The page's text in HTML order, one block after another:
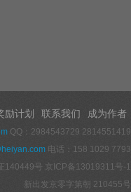
励计划 联系我们 成为作者
QQ：2984543729 2814551419
电话：158 1029 7793
140449号 京ICP备13019311号-1
新出发京零字第朝 210455号